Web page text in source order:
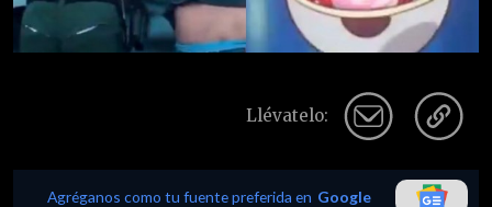
Llévatelo:
Agréganos como tu fuente preferida en Google